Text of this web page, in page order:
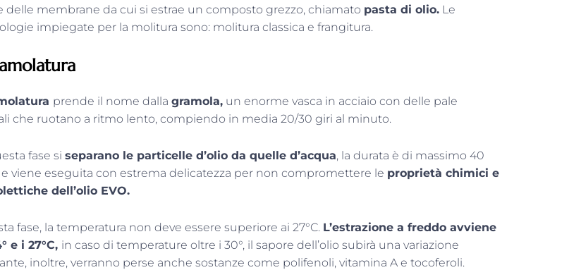
delle membrane da cui si estrae un composto grezzo, chiamato pasta di olio. Le
impiegate per la molitura sono: molitura classica e frangitura.
prende il nome dallagramola, un enorme vasca in acciaio con delle pale
che ruotano a ritmo lento, compiendo in media 20/30 giri al minuto.
fase siseparano le particelle d’olio da quelle d’acqua, la durata è di massimo 40
viene eseguita con estrema delicatezza per non compromettere le proprietà chimici e
dell’olio EVO.
fase, la temperatura non deve essere superiore ai 27°C. L’estrazione a freddo avviene
e i 27°C, in caso di temperature oltre i 30°, il sapore dell’olio subirà una variazione
inoltre, verranno perse anche sostanze come polifenoli, vitamina A e tocoferoli.